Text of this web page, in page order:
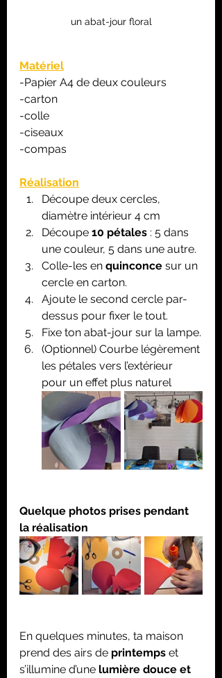
un abat-jour floral
Matériel
-Papier A4 de deux couleurs
-carton
-colle
-ciseaux
-compas
Réalisation
Découpe deux cercles,
diamètre intérieur 4 cm
Découpe 10 pétales : 5 dans
une couleur, 5 dans une autre.
Colle-les en quinconce sur un
cercle en carton.
Ajoute le second cercle par-
dessus pour fixer le tout.
Fixe ton abat-jour sur la lampe.
(Optionnel) Courbe légèrement
les pétales vers l’extérieur
pour un effet plus naturel
Quelque photos prises pendant
la réalisation
En quelques minutes, ta maison
prend des airs de printemps et
s’illumine d’une lumière douce et